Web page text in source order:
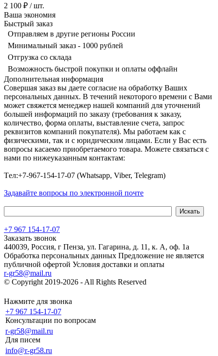
2 100 ₽ / шт.
Ваша экономия
Быстрый заказ
Отправляем в другие регионы России
Минимальный заказ - 1000 рублей
Отгрузка со склада
Возможность быстрой покупки и оплаты оффлайн
Дополнительная информация
Совершая заказ вы даете согласие на обработку Ваших
персональных данных. В течений некоторого времени с Вами
может свяжется менеджер нашей компаний для уточнений
большей информаций по заказу (требования к заказу,
количество, форма оплаты, выставление счета, запрос
реквизитов компаний покупателя). Мы работаем как с
физическими, так и с юридическим лицами. Если у Вас есть
вопросы касаемо приобретаемого товара. Можете связаться с
нами по нижеуказанным контактам:
Tел:+7-967-154-17-07 (Whatsapp, Viber, Telegram)
Задавайте вопросы по электронной почте
+7 967 154-17-07
Заказать звонок
440039, Россия, г Пенза, ул. Гагарина, д. 11, к. А, оф. 1а
Обработка персональных данных Предложение не является
публичной офертой Условия доставки и оплаты
r-gr58@mail.ru
© Copyright 2019-2026 - All Rights Reserved
Нажмите для звонка
+7 967 154-17-07
Консультации по вопросам
r-gr58@mail.ru
Для писем
info@r-gr58.ru